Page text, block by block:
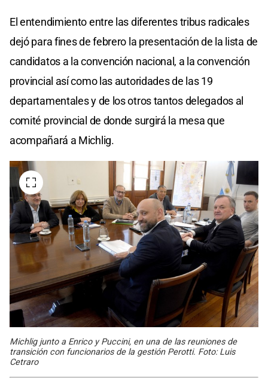
El entendimiento entre las diferentes tribus radicales
dejó para fines de febrero la presentación de la lista de
candidatos a la convención nacional, a la convención
provincial así como las autoridades de las 19
departamentales y de los otros tantos delegados al
comité provincial de donde surgirá la mesa que
acompañará a Michlig.
Michlig junto a Enrico y Puccini, en una de las reuniones de
transición con funcionarios de la gestión Perotti. Foto: Luis
Cetraro